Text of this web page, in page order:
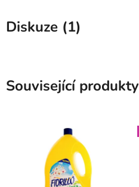
Diskuze (1)
Související produkty